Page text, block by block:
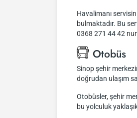
Havalimanı
bulmaktadır. Bu
0368 271 44 42
Otobüs
Sinop şehir
doğrudan ulaşım
Otobüsler, şehir
bu yolculuk